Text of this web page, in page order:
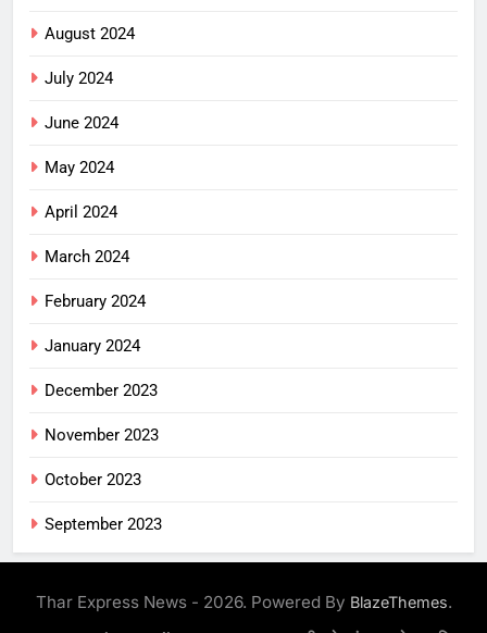
August 2024
July 2024
June 2024
May 2024
April 2024
March 2024
February 2024
January 2024
December 2023
November 2023
October 2023
September 2023
Thar Express News - 2026. Powered By BlazeThemes.